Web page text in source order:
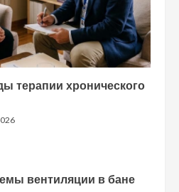
терапии хронического
вентиляции в бане